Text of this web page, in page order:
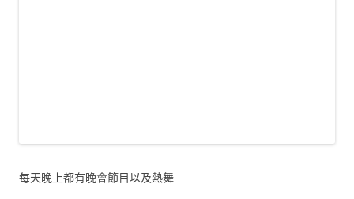
每天晚上都有晚會節目以及熱舞